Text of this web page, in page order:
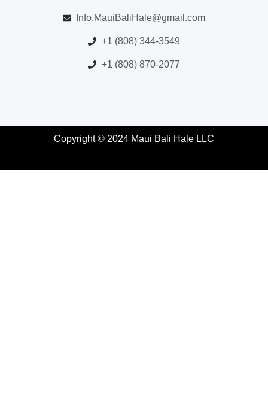
Info.MauiBaliHale@gmail.com
+1 (808) 344-3549
+1 (808) 870-2077
Copyright © 2024 Maui Bali Hale LLC